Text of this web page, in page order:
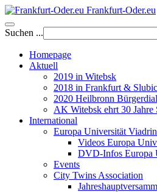
Frankfurt-Oder.eu
Suchen ...
Homepage
Aktuell
2019 in Witebsk
2018 in Frankfurt &
2020 Heilbronn
AK Witebsk ehrt 30 Jahre
International
Europa Universität
Videos Europa
DVD-Infos Europa
Events
City Twins Association